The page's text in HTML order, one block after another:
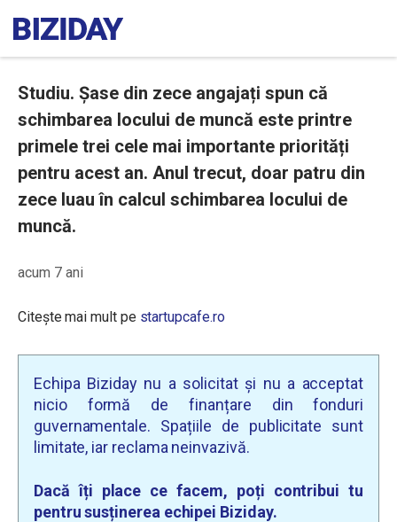
Studiu. Șase din zece angajați spun că
schimbarea locului de muncă este printre
primele trei cele mai importante priorități
pentru acest an. Anul trecut, doar patru din
zece luau în calcul schimbarea locului de
muncă.
acum 7 ani
Citește mai mult pe startupcafe.ro
Echipa Biziday nu a solicitat și nu a acceptat
nicio formă de finanțare din fonduri
guvernamentale. Spațiile de publicitate sunt
limitate, iar reclama neinvazivă.
Dacă îți place ce facem, poți contribui tu
pentru susținerea echipei Biziday.